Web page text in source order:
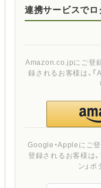
連携サービスでロ
Google・Appleにご
登録されるお客様は
ン」
Amazon.co.jpにご登
録されるお客様は、